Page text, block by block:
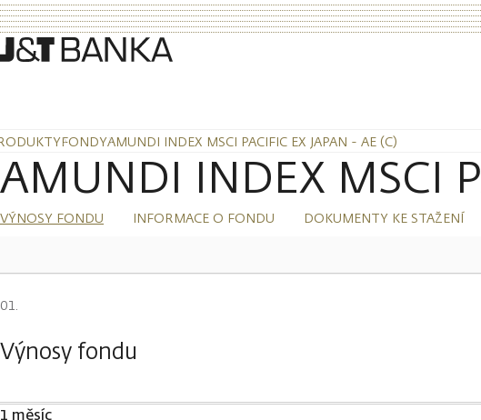
FONDYAMUNDI INDEX MSCI PACIFIC EX JAPAN - AE (C)
AMUNDI INDEX MSCI
VÝNOSY FONDU INFORMACE O FONDU DOKUMENTY KE STAŽENÍ
Výnosy fondu
1 měsíc